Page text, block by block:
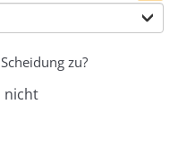
zu?
nicht